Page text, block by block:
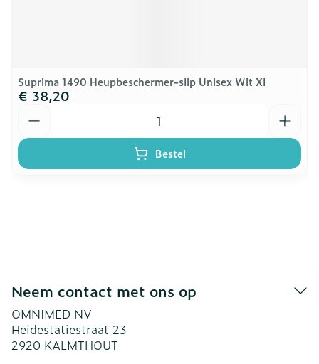
Suprima 1490 Heupbeschermer-slip Unisex Wit Xl
€ 38,20
Bestel
Neem contact met ons op
OMNIMED NV
Heidestatiestraat 23
2920 KALMTHOUT